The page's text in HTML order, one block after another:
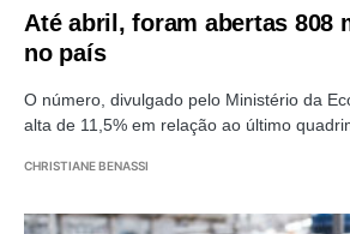
Até abril, foram abertas 808
no país
O número, divulgado pelo Ministério da
alta de 11,5% em relação ao último
CHRISTIANE BENASSI